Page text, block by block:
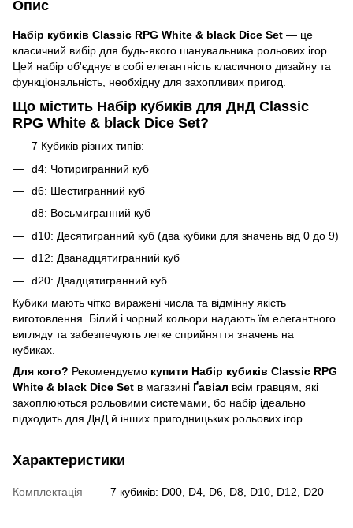
Опис
Набір кубиків Classic RPG White & black Dice Set — це
класичний вибір для будь-якого шанувальника рольових ігор.
Цей набір об'єднує в собі елегантність класичного дизайну та
функціональність, необхідну для захопливих пригод.
Що містить Набір кубиків для ДнД Classic
RPG White & black Dice Set?
7 Кубиків різних типів:
d4: Чотиригранний куб
d6: Шестигранний куб
d8: Восьмигранний куб
d10: Десятигранний куб (два кубики для значень від 0 до 9)
d12: Дванадцятигранний куб
d20: Двадцятигранний куб
Кубики мають чітко виражені числа та відмінну якість
виготовлення. Білий і чорний кольори надають їм елегантного
вигляду та забезпечують легке сприйняття значень на
кубиках.
Для кого? Рекомендуємо купити Набір кубиків Classic RPG
White & black Dice Set в магазині Ґавіал всім гравцям, які
захоплюються рольовими системами, бо набір ідеально
підходить для ДнД й інших пригодницьких рольових ігор.
Характеристики
Комплектація 7 кубиків: D00, D4, D6, D8, D10, D12, D20